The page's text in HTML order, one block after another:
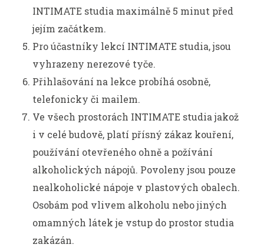
INTIMATE studia maximálně 5 minut před
jejím začátkem.
Pro účastníky lekcí INTIMATE studia, jsou
vyhrazeny nerezové tyče.
Přihlašování na lekce probíhá osobně,
telefonicky či mailem.
Ve všech prostorách INTIMATE studia jakož
i v celé budově, platí přísný zákaz kouření,
používání otevřeného ohně a požívání
alkoholických nápojů. Povoleny jsou pouze
nealkoholické nápoje v plastových obalech.
Osobám pod vlivem alkoholu nebo jiných
omamných látek je vstup do prostor studia
zakázán.